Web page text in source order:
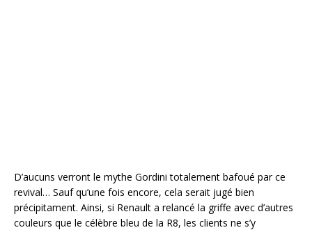
D’aucuns verront le mythe Gordini totalement bafoué par ce
revival… Sauf qu’une fois encore, cela serait jugé bien
précipitament. Ainsi, si Renault a relancé la griffe avec d’autres
couleurs que le célèbre bleu de la R8, les clients ne s’y